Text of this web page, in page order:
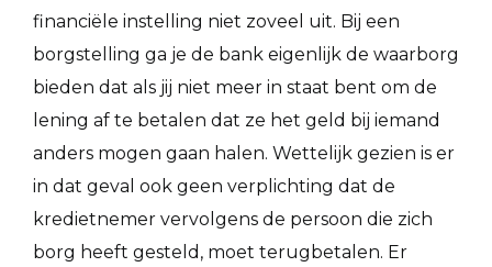
financiële instelling niet zoveel uit. Bij een
borgstelling ga je de bank eigenlijk de waarborg
bieden dat als jij niet meer in staat bent om de
lening af te betalen dat ze het geld bij iemand
anders mogen gaan halen. Wettelijk gezien is er
in dat geval ook geen verplichting dat de
kredietnemer vervolgens de persoon die zich
borg heeft gesteld, moet terugbetalen. Er